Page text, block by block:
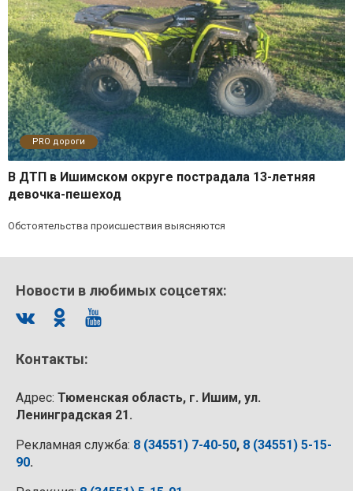
PRO дороги
В ДТП в Ишимском округе пострадала 13-летняя
девочка-пешеход
Обстоятельства происшествия выясняются
Новости в любимых соцсетях:
Контакты:
Адрес: Тюменская область, г. Ишим, ул.
Ленинградская 21.
Рекламная служба: 8 (34551) 7-40-50, 8 (34551) 5-15-
90.